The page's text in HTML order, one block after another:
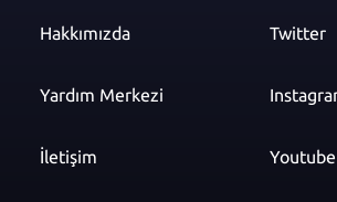
Hakkımızda
Yardım Merkezi
İletişim
Twitter
Youtube